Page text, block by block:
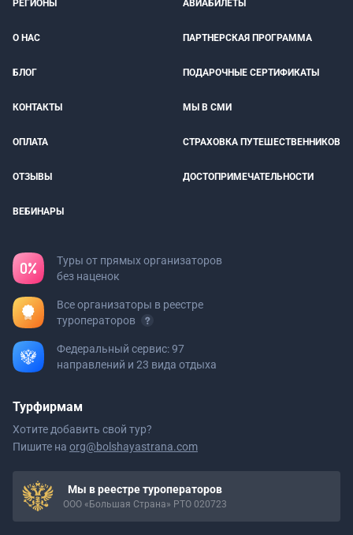
РЕГИОНЫ АВИАБИЛЕТЫ
О НАС ПАРТНЕРСКАЯ ПРОГРАММА
БЛОГ ПОДАРОЧНЫЕ СЕРТИФИКАТЫ
КОНТАКТЫ МЫ В СМИ
ОПЛАТА СТРАХОВКА ПУТЕШЕСТВЕННИКОВ
ОТЗЫВЫ ДОСТОПРИМЕЧАТЕЛЬНОСТИ
ВЕБИНАРЫ
Туры от прямых организаторов
без наценок
Все организаторы в реестре
туроператоров
Федеральный сервис: 97
направлений и 23 вида отдыха
Турфирмам
Хотите добавить свой тур?
Пишите на org@bolshayastrana.com
Мы в реестре туроператоров
ООО «Большая Страна» РТО 020723